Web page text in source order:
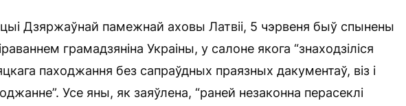
Дзяржаўнай памежнай аховы Латвіі, 5 чэрвеня быў спынены
грамадзяніна Украіны, у салоне якога “знаходзіліся
паходжання без сапраўдных праязных дакументаў, віз і
Усе яны, як заяўлена, “раней незаконна перасеклі